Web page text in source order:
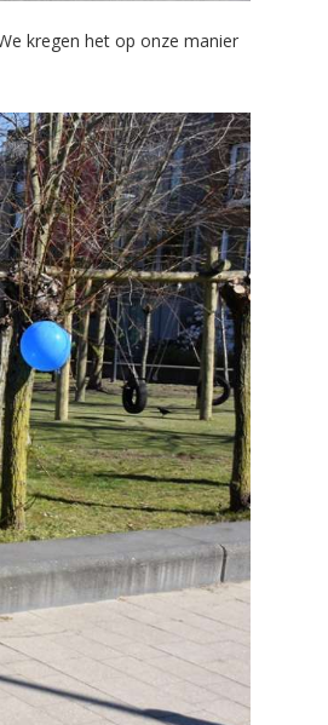
kregen het op onze manier